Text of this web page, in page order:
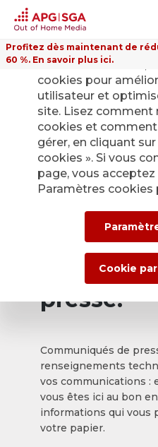
Profitez dès maintenant de
60 %. En savoir plus ici.
Retour
Service
presse.
Communiqués de
renseignements
vos communications :
vous êtes ici au bon
informations qui vous
votre papier.
Sur ce site Internet,
cookies pour
utilisateur et
site. Lisez comment
cookies et
gérer, en cliquant
cookies ». Si vous
page, vous acceptez
Paramètres cookies
Cookie